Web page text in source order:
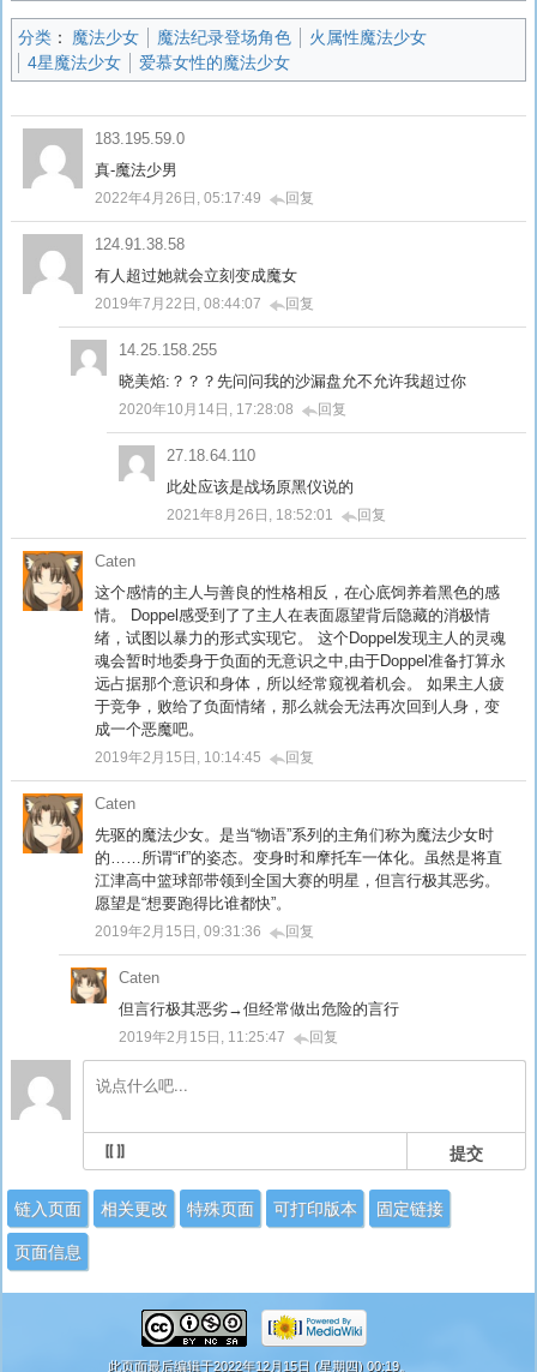
分类： 魔法少女 魔法纪录登场角色
火属性魔法少女
4星魔法少女
爱慕女性的魔法少女
183.195.59.0
真-魔法少男
2022年4月26日, 05:17:49 回复
124.91.38.58
有人超过她就会立刻变成魔女
2019年7月22日, 08:44:07 回复
14.25.158.255
晓美焰:？？？先问问我的沙漏盘允不允许我超过你
2020年10月14日, 17:28:08 回复
27.18.64.110
此处应该是战场原黑仪说的
2021年8月26日, 18:52:01 回复
Caten
这个感情的主人与善良的性格相反，在心底饲养着黑色的感
情。 Doppel感受到了了主人在表面愿望背后隐藏的消极情
绪，试图以暴力的形式实现它。 这个Doppel发现主人的灵魂
魂会暂时地委身于负面的无意识之中,由于Doppel准备打算永
远占据那个意识和身体，所以经常窥视着机会。 如果主人疲
于竞争，败给了负面情绪，那么就会无法再次回到人身，变
成一个恶魔吧。
2019年2月15日, 10:14:45 回复
Caten
先驱的魔法少女。是当“物语”系列的主角们称为魔法少女时
的……所谓“if”的姿态。变身时和摩托车一体化。虽然是将直
江津高中篮球部带领到全国大赛的明星，但言行极其恶劣。
愿望是“想要跑得比谁都快”。
2019年2月15日, 09:31:36 回复
Caten
但言行极其恶劣→但经常做出危险的言行
2019年2月15日, 11:25:47 回复
提交
链入页面 相关更改 特殊页面 可打印版本 固定链接
页面信息
此页面最后编辑于2022年12月15日 (星期四) 00:19。